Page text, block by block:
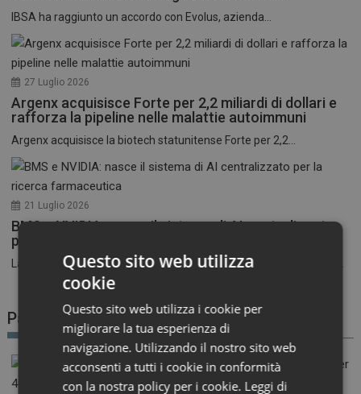
IBSA ha raggiunto un accordo con Evolus, azienda...
27 Luglio 2026
Argenx acquisisce Forte per 2,2 miliardi di dollari e
rafforza la pipeline nelle malattie autoimmuni
Argenx acquisisce la biotech statunitense Forte per 2,2...
21 Luglio 2026
BMS e NVIDIA: nasce il sistema di AI centralizzato
per la ricerca farmaceutica
La corsa all’intelligenza artificiale nel settore farmaceutico entra...
Patient Advocacy
Questo sito web utilizza
cookie
Questo sito web utilizza i cookie per
migliorare la tua esperienza di
navigazione. Utilizzando il nostro sito web
acconsenti a tutti i cookie in conformità
con la nostra policy per i cookie. Leggi di